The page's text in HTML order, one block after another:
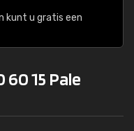
kunt u gratis een
60 15 Pale